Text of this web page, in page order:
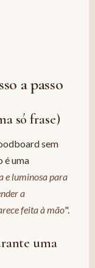
a passo
só frase)
sem
é uma
e luminosa para
a
feita à mão".
uma